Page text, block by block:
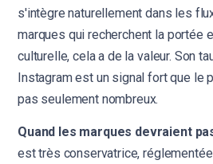
s'intègre naturellement dans les
marques qui recherchent la portée
culturelle, cela a de la valeur. Son
Instagram est un signal fort que le
pas seulement nombreux.
Quand les marques devraient
est très conservatrice,